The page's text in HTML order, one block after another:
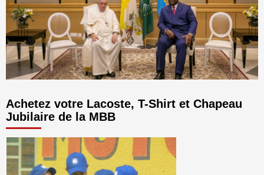
Achetez votre Lacoste, T-Shirt et Chapeau
Jubilaire de la MBB